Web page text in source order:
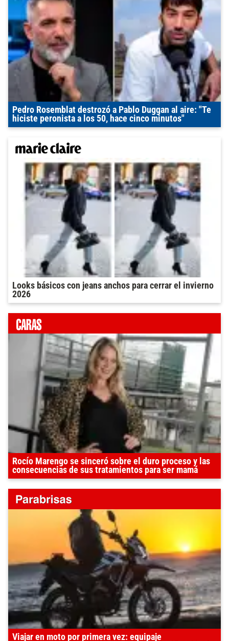
Pedro Rosemblat destrozó a Pablo Duggan al aire: "Te
hiciste peronista a los 50, hace cinco minutos"
Looks básicos con jeans anchos para cerrar el invierno
2026
Rocío Marengo se sinceró sobre el duro proceso y las
consecuencias de sus tratamientos para ser mamá
Viajar en moto por primera vez: equipaje